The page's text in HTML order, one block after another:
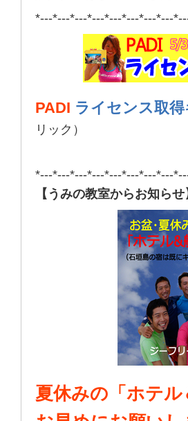
*---*---*---*---*---*---*---*---
PADI ライセンス取
リック）
*---*---*---*---*---*---*---*---
【うみの教室からお知らせ
夏休みの「ホテ